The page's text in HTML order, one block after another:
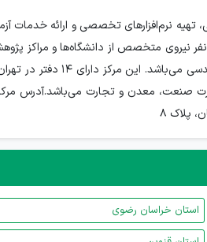
طراحی و مهندسی، تهیه نرم‌افزارهای تخصصی
شد. با مشارکت 6 نفر، این مرکز اولین موسسه پژوهشی بخش خصوصی با حدود 4500 متر
پلاک 8
استان خراسان رضوی